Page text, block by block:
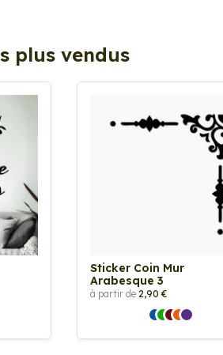
plus vendus
Sticker Coin Mur
Arabesque 3
à partir de 2,90 €